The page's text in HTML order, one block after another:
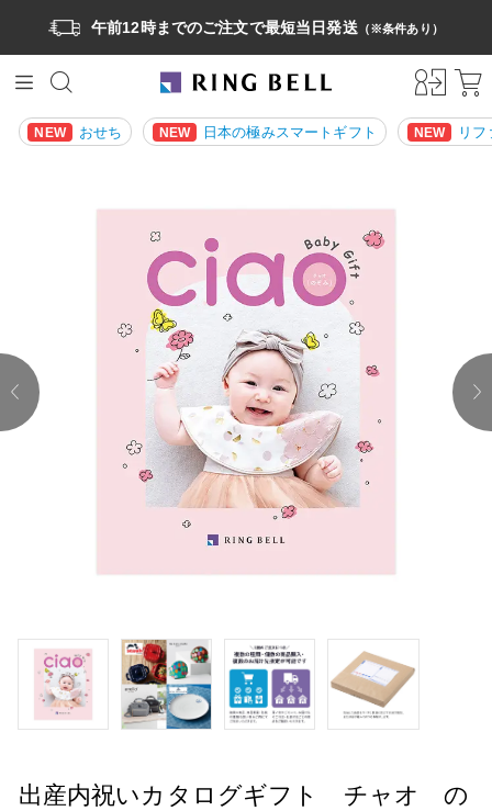
午前12時までのご注文で最短当日発送（※条件あり）
NEW おせち NEW 日本の極みスマートギフト NEW リ
prev
出産内祝いカタログギフト チャオ の